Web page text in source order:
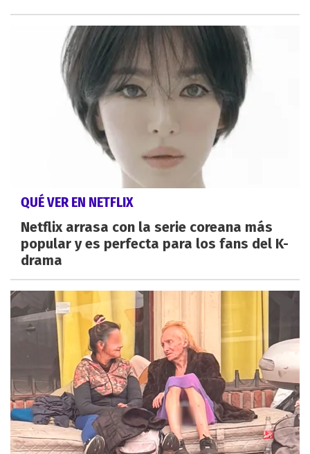
QUÉ VER EN NETFLIX
Netflix arrasa con la serie coreana más
popular y es perfecta para los fans del K-
drama